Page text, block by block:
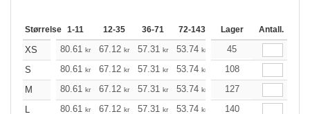
Størrelse 1-11 12-35 36-71 72-143 144-287 288 +
Lager Antall.
XS 80.61 kr 67.12 kr 57.31 kr 53.74 kr 51.07
45
S
80.61 kr 67.12 kr 57.31 kr 53.74 kr 51.07
108
M
80.61 kr 67.12 kr 57.31 kr 53.74 kr 51.07
127
L
80.61 kr 67.12 kr 57.31 kr 53.74 kr 51.07
140